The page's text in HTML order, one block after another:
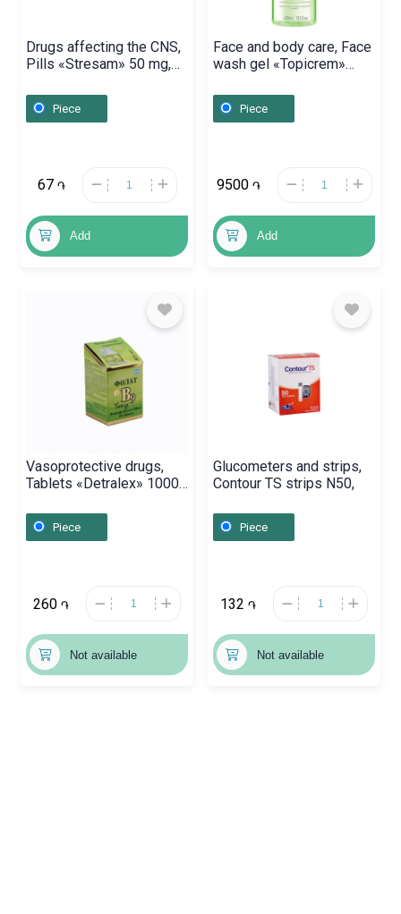
Drugs affecting the CNS,
Pills «Stresam» 50 mg,
Piece
67 ֏
Add
Face and body care, Face
wash gel «Topicrem»
Piece
9500 ֏
Add
Vasoprotective drugs,
Tablets «Detralex» 1000
Piece
260 ֏
Not available
Glucometers and strips,
Contour TS strips N50,
Piece
132 ֏
Not available